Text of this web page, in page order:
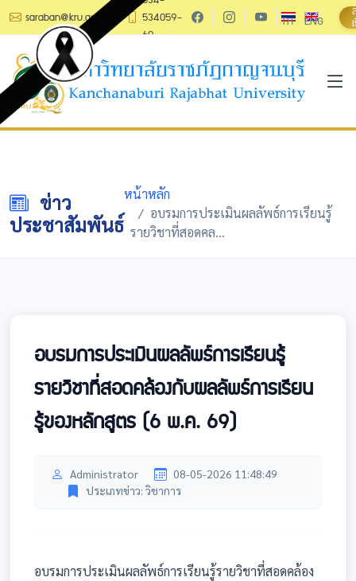
saraban@kru.ac.th
534059-
60
TH ENG
ข่าว
ประชาสัมพันธ์
หน้าหลัก
อบรมการประเมินผลลัพธ์การเรียนรู้
รายวิชาที่สอดคล...
อบรมการประเมินผลลัพธ์การเรียนรู้
รายวิชาที่สอดคล้องกับผลลัพธ์การเรียน
รู้ของหลักสูตร (6 พ.ค. 69)
Administrator
08-05-2026 11:48:49
ประเภทข่าว: วิชาการ
อบรมการประเมินผลลัพธ์การเรียนรู้รายวิชาที่สอดคล้อง